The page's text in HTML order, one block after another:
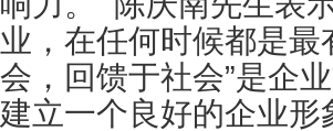
业，在任何时候都是
会，回馈于社会”是企
建立一个良好的企业